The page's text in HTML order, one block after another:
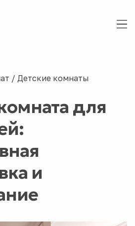
/ Детские комнаты
для
и